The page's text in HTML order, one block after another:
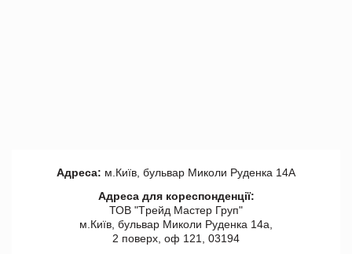
Адреса: м.Київ, бульвар Миколи Руденка 14А
Адреса для кореспонденції:
ТОВ "Tрейд Мастер Груп"
м.Київ, бульвар Миколи Руденка 14а,
2 поверх, оф 121, 03194